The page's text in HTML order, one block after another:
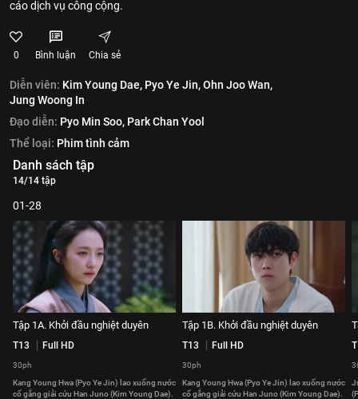
cáo dịch vụ công cộng.
0 Bình luận Chia sẻ
Diễn viên: Kim Young Dae, Pyo Ye Jin,Ohn Joo Wan,
Jung Woong In
Đạo diễn: Pyo Min Soo, Park Chan Yool
Thể loại: Phim tình cảm
Danh sách tập
14/14 tập
01-28
Tập 1A. Khởi đầu nghiệt duyên
T13 Full HD
30ph
Kang Young Hwa (Pyo Ye Jin) lao xuống nước
cố gắng giải cứu Han Juno (Kim Young Dae).
Tập 1B. Khởi đầu nghiệt duyên
T13 Full HD
30ph
Kang Young Hwa (Pyo Ye Jin) lao xuống nước
cố gắng giải cứu Han Juno (Kim Young Dae).